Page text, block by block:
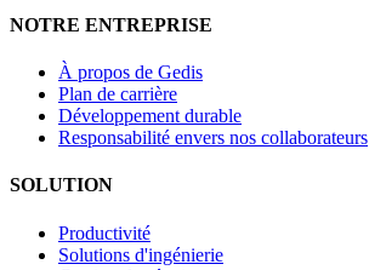
NOTRE ENTREPRISE
À propos de Gedis
Plan de carrière
Développement durable
Responsabilité envers nos collaborateurs
SOLUTION
Productivité
Solutions d'ingénierie